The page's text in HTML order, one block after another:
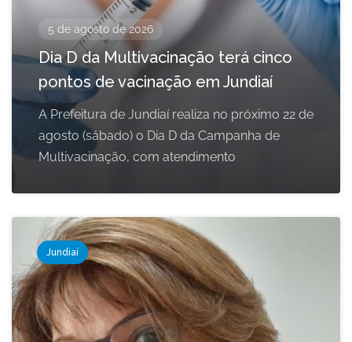
5 de agosto de 2026
Dia D da Multivacinação terá cinco
pontos de vacinação em Jundiaí
A Prefeitura de Jundiaí realiza no próximo 22 de
agosto (sábado) o Dia D da Campanha de
Multivacinação, com atendimento
Jundiaí